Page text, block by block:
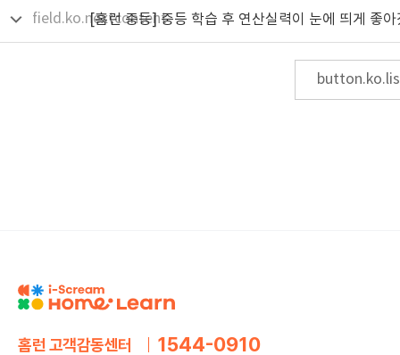
field.ko.nextcontent
홈런 고객감동센터 1544-0910